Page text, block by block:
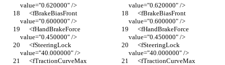
value="0.620000" />
value="0.620000" />
value="0.600000" />
value="0.600000" />
value="0.450000" />
value="0.450000" />
value="40.000000" />
value="40.000000" />